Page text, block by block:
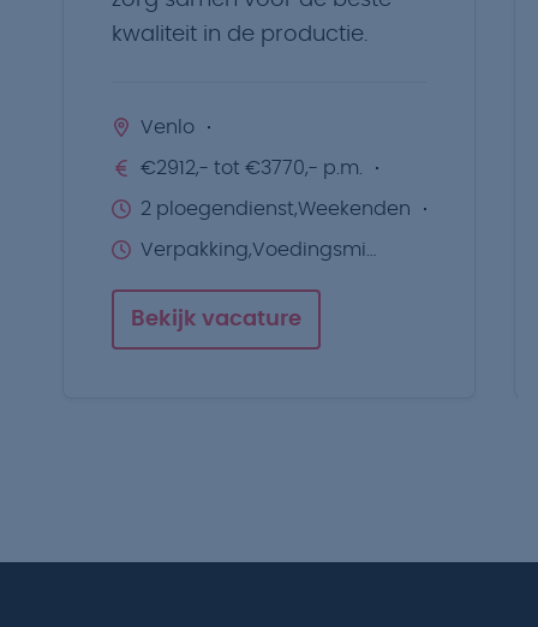
kwaliteit in de productie.
Venlo
€2912,- tot €3770,- p.m.
2 ploegendienst,Weekenden
Bekijk vacature